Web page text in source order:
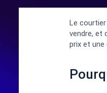
Le
vendre, et
prix et